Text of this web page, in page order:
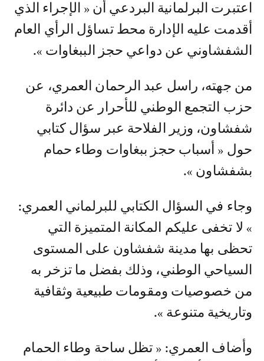
اعتبرت البرلمانية البردعي أن « الإجراء الذي
أقدمت عليه الإدارة محط تساؤل الرأي العام
الشفشاوني عن دواعي حجز الببغاوات ».
من جهته، راسل عبد الرحمان العمري، عن
حزب التجمع الوطني للأحرار عن دائرة
شفشاون، وزير الفلاحة عبر سؤال كتابي
حول « أسباب حجز ببغاوات وطاء حمام
بشفشاون ».
وجاء في السؤال الكتابي للبرلماني العمري:
» لا تخفى عليكم المكانة المتميزة التي
تحظى بها مدينة شفشاون على المستوى
السياحي الوطني، وذلك بفضل ما تزخر به
من خصوصیات ومقومات طبيعية وثقافية
وتاريخية متنوعة ».
وأضاف العمري: « تظل ساحة وطاء الحمام